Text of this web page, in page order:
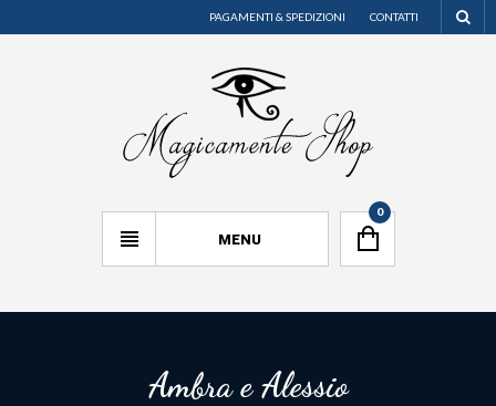
PAGAMENTI & SPEDIZIONI CONTATTI
MENU
0
Ambra e Alessio